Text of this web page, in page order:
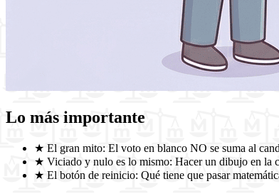
Lo más importante
★ El gran mito: El voto en blanco NO se suma al
★ Viciado y nulo es lo mismo: Hacer un dibujo en la
★ El botón de reinicio: Qué tiene que pasar